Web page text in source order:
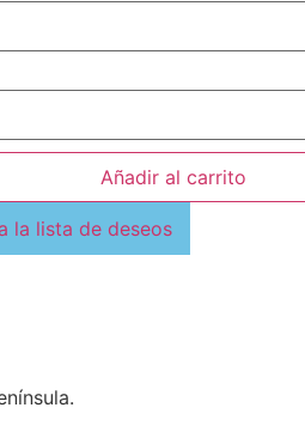
Añadir al carrito
la lista de deseos